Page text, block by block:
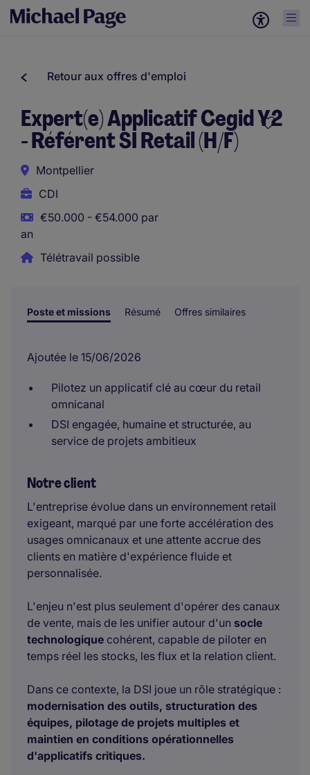
Retour aux offres d'emploi
Expert(e) Applicatif Cegid Y2
- Référent SI Retail (H/F)
Montpellier
CDI
€50.000 - €54.000 par
an
Télétravail possible
Poste et missions Résumé Offres similaires
Ajoutée le 15/06/2026
Pilotez un applicatif clé au cœur du retail
omnicanal
DSI engagée, humaine et structurée, au
service de projets ambitieux
Notre client
L'entreprise évolue dans un environnement retail
exigeant, marqué par une forte accélération des
usages omnicanaux et une attente accrue des
clients en matière d'expérience fluide et
personnalisée.
L'enjeu n'est plus seulement d'opérer des canaux
de vente, mais de les unifier autour d'un socle
technologique cohérent, capable de piloter en
temps réel les stocks, les flux et la relation client.
Dans ce contexte, la DSI joue un rôle stratégique :
modernisation des outils, structuration des
équipes, pilotage de projets multiples et
maintien en conditions opérationnelles
d'applicatifs critiques.